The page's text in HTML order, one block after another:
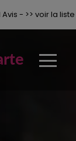
Avis - >> voir la